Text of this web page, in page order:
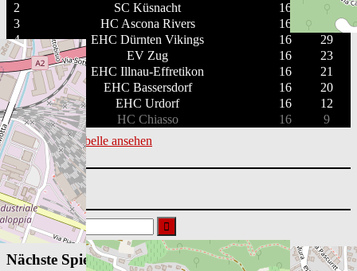
2
SC Küsnacht 16
35
3
HC Ascona Rivers 16
4
EHC Dürnten Vikings 16
29
5
EV Zug 16
23
6
EHC Illnau-Effretikon 16
21
7
EHC Bassersdorf 16
20
8
EHC Urdorf 16
12
9
HC Chiasso 16
9
Vollständige Tabelle ansehen
Suchen
nach:
Nächste Spiele